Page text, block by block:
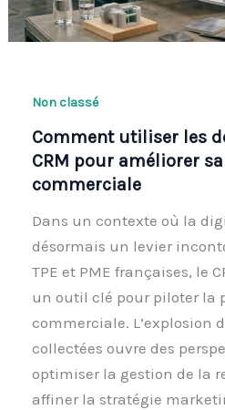
Non classé
Comment utiliser les
CRM pour améliorer
commerciale
Dans un contexte où la
désormais un levier
TPE et PME françaises, le
un outil clé pour piloter la
commerciale. L’explosion
collectées ouvre des
optimiser la gestion de la
affiner la stratégie